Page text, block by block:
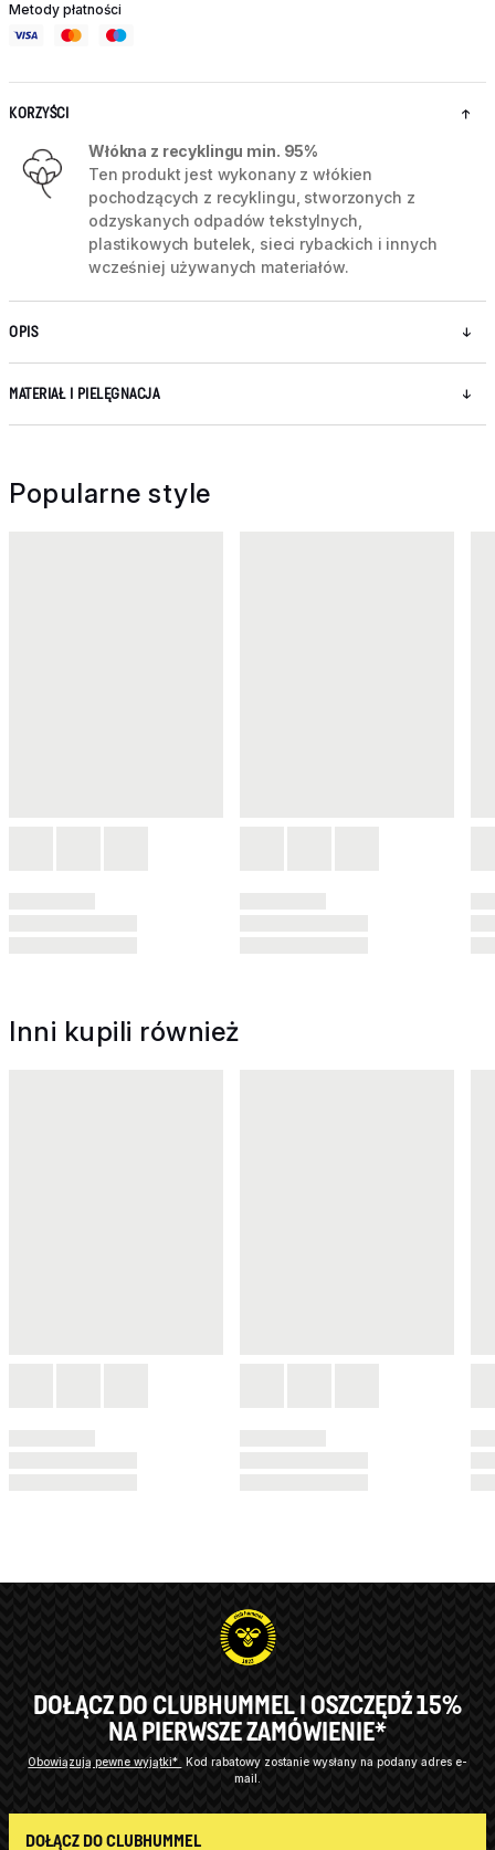
Metody płatności
KORZYŚCI
Włókna z recyklingu min. 95%
Ten produkt jest wykonany z włókien
pochodzących z recyklingu, stworzonych z
odzyskanych odpadów tekstylnych,
plastikowych butelek, sieci rybackich i innych
wcześniej używanych materiałów.
OPIS
MATERIAŁ I PIELĘGNACJA
Popularne style
Inni kupili również
DOŁĄCZ DO CLUBHUMMEL I OSZCZĘDŹ 15%
NA PIERWSZE ZAMÓWIENIE*
Obowiązują pewne wyjątki*
Kod rabatowy zostanie wysłany na podany adres e-
mail.
DOŁĄCZ DO CLUBHUMMEL